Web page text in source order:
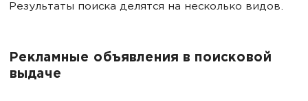
Результаты поиска делятся на несколько видов.
Рекламные объявления в поисковой
выдаче